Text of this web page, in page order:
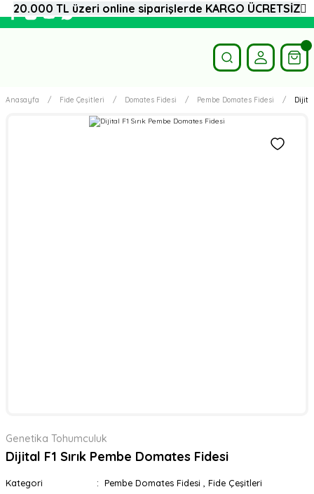
Anasayfa Fide Çeşitleri Domates Fidesi Pembe Domates Fidesi
Genetika Tohumculuk
Dijital F1 Sırık Pembe Domates Fidesi
Kategori Pembe Domates Fidesi
Fide Çeşitleri
20.000 TL üzeri online siparişlerde KARGO ÜCRETSİZ